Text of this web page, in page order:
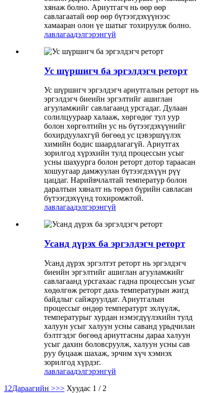
хянаж болно. Ариутгагч нь өөр өөр
савлагаатай өөр өөр бүтээгдэхүүнээс
хамааран олон үе шатыг тохируулж болно.
лавлагаадэлгэрэнгүй
Ус шүршигч ба эргэлдэгч реторт
Ус шүршигч эргэлдэгч ариутгалын реторт нь
эргэлдэгч биеийн эргэлтийг ашиглан
агууламжийг савлагаанд урсгадаг. Дулаан
солилцуураар халааж, хөргөдөг тул уур
болон хөргөлтийн ус нь бүтээгдэхүүнийг
бохирдуулахгүй бөгөөд ус цэвэршүүлэх
химийн бодис шаардлагагүй. Ариутгах
зорилгод хүрэхийн тулд процессын усыг
усны шахуурга болон реторт дотор тараасан
хошуугаар дамжуулан бүтээгдэхүүн рүү
цацдаг. Нарийвчлалтай температур болон
даралтын хяналт нь төрөл бүрийн савласан
бүтээгдэхүүнд тохиромжтой.
лавлагаадэлгэрэнгүй
Усанд дүрэх ба эргэлдэгч реторт
Усанд дүрэх эргэлтэт реторт нь эргэлдэгч
биеийн эргэлтийг ашиглан агууламжийг
савлагаанд урсгахаас гадна процессын усыг
хөдөлгөж реторт дахь температурын жигд
байдлыг сайжруулдаг. Ариутгалын
процессыг өндөр температурт эхлүүлж,
температурыг хурдан нэмэгдүүлэхийн тулд
халуун усыг халуун усны саванд урьдчилан
бэлтгэдэг бөгөөд ариутгасны дараа халуун
усыг дахин боловсруулж, халуун усны сав
руу буцааж шахаж, эрчим хүч хэмнэх
зорилгод хүрдэг.
лавлагаадэлгэрэнгүй
1 2Дараагийн >>> Хуудас 1 / 2